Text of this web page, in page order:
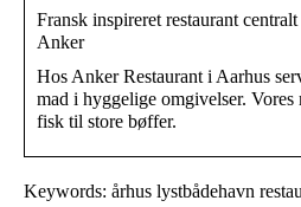
Fransk inspireret restaurant
Anker
Hos Anker Restaurant i Aarhus
mad i hyggelige omgivelser.
fisk til store bøffer.
Keywords: århus lystbådehavn